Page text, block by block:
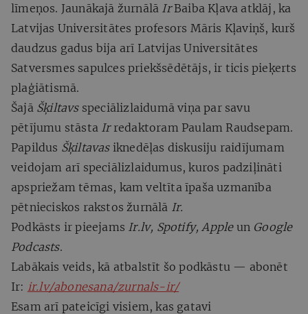
līmeņos. Jaunākajā žurnālā IrBaiba Kļava atklāj, ka
Latvijas Universitātes profesors Māris Kļaviņš, kurš
daudzus gadus bija arī Latvijas Universitātes
Satversmes sapulces priekšsēdētājs, ir ticis pieķerts
plaģiātismā.
Šajā Šķiltavsspeciālizlaidumā viņa par savu
pētījumu stāsta Ir redaktoram Paulam Raudsepam.
Papildus Šķiltavasiknedēļas diskusiju raidījumam
veidojam arī speciālizlaidumus, kuros padziļināti
apspriežam tēmas, kam veltīta īpaša uzmanība
pētnieciskos rakstos žurnālā Ir.
Podkāsts ir pieejams Ir.lv, Spotify, Appleun Google
Podcasts.
Labākais veids, kā atbalstīt šo podkāstu — abonēt
Ir: ir.lv/abonesana/zurnals-ir/
Esam arī pateicīgi visiem, kas gatavi